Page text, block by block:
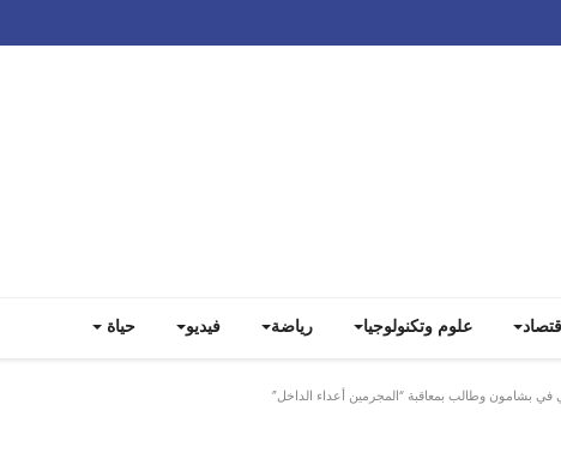
علوم وتكنولوجيا رياضة فيديو حياة
بشامون وطالب بمعاقبة “المجرمين أعداء الداخل”